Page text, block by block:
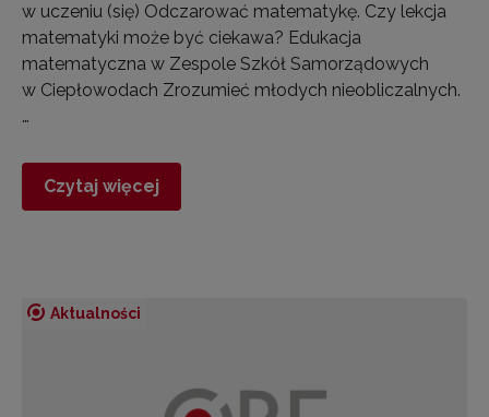
w uczeniu (się) Odczarować matematykę. Czy lekcja
matematyki może być ciekawa? Edukacja
matematyczna w Zespole Szkół Samorządowych
w Ciepłowodach Zrozumieć młodych nieobliczalnych.
…
Czytaj więcej
Aktualności